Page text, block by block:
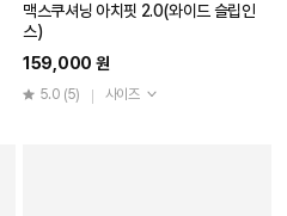
맥스쿠셔닝 아치핏 2.0(와이드 슬립인
스)
159,000 원
5.0 (5) 사이즈